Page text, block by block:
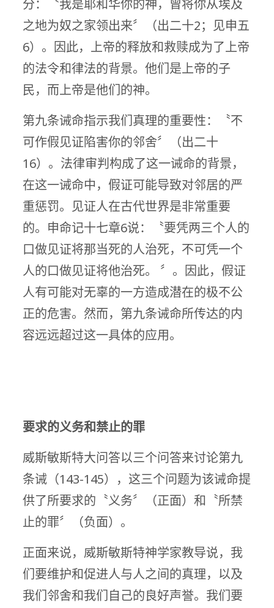
分：〝我是耶和华你的神，曾将你从埃及
之地为奴之家领出来〞（出二十2；见申五
6）。因此，上帝的释放和救赎成为了上帝
的法令和律法的背景。他们是上帝的子
民，而上帝是他们的神。
第九条诫命指示我们真理的重要性：〝不
可作假见证陷害你的邻舍〞（出二十
16）。法律审判构成了这一诫命的背景，
在这一诫命中，假证可能导致对邻居的严
重惩罚。见证人在古代世界是非常重要
的。申命记十七章6说：〝要凭两三个人的
口做见证将那当死的人治死，不可凭一个
人的口做见证将他治死。 〞。因此，假证
人有可能对无辜的一方造成潜在的极不公
正的危害。然而，第九条诫命所传达的内
容远远超过这一具体的应用。
要求的义务和禁止的罪
威斯敏斯特大问答以三个问答来讨论第九
条诫（143-145），这三个问题为该诫命提
供了所要求的〝义务〞（正面）和〝所禁
止的罪〞（负面）。
正面来说，威斯敏斯特神学家教导说，我
们要维护和促进人与人之间的真理，以及
我们邻舍和我们自己的良好声誉。我们要